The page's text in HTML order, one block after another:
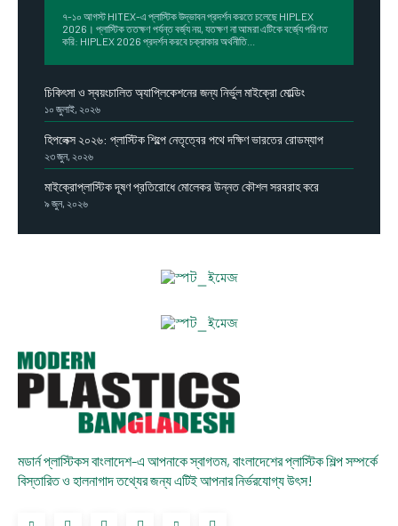
৭-১০ আগস্ট HITEX-এ প্লাস্টিক উদ্ভাবন প্রদর্শন করতে চলেছে HIPLEX
2026। প্লাস্টিক ততক্ষণ পর্যন্ত বর্জ্য নয়, যতক্ষণ না আমরা এটিকে বর্জ্যে পরিণত
করি: HIPLEX 2026 প্রদর্শন করবে চক্রাকার অর্থনীতি...
চিকিৎসা ও স্বয়ংচালিত অ্যাপ্লিকেশনের জন্য নির্ভুল মাইক্রো মোল্ডিং
১০ জুলাই, ২০২৬
হিপলেক্স ২০২৬: প্লাস্টিক শিল্পে নেতৃত্বের পথে দক্ষিণ ভারতের রোডম্যাপ
২৩ জুন, ২০২৬
মাইক্রোপ্লাস্টিক দূষণ প্রতিরোধে মোলেকর উন্নত কৌশল সরবরাহ করে
৯ জুন, ২০২৬
মডার্ন প্লাস্টিকস বাংলাদেশ-এ আপনাকে স্বাগতম, বাংলাদেশের প্লাস্টিক শিল্প সম্পর্কে
বিস্তারিত ও হালনাগাদ তথ্যের জন্য এটিই আপনার নির্ভরযোগ্য উৎস!